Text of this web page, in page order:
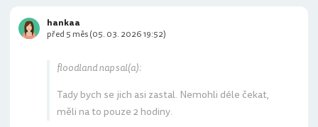
floodland napsal(a):
Tady bych se jich asi zastal. Nemohli déle čekat,
měli na to pouze 2 hodiny.
hankaa
před 5 měs (05. 03. 2026 19:52)